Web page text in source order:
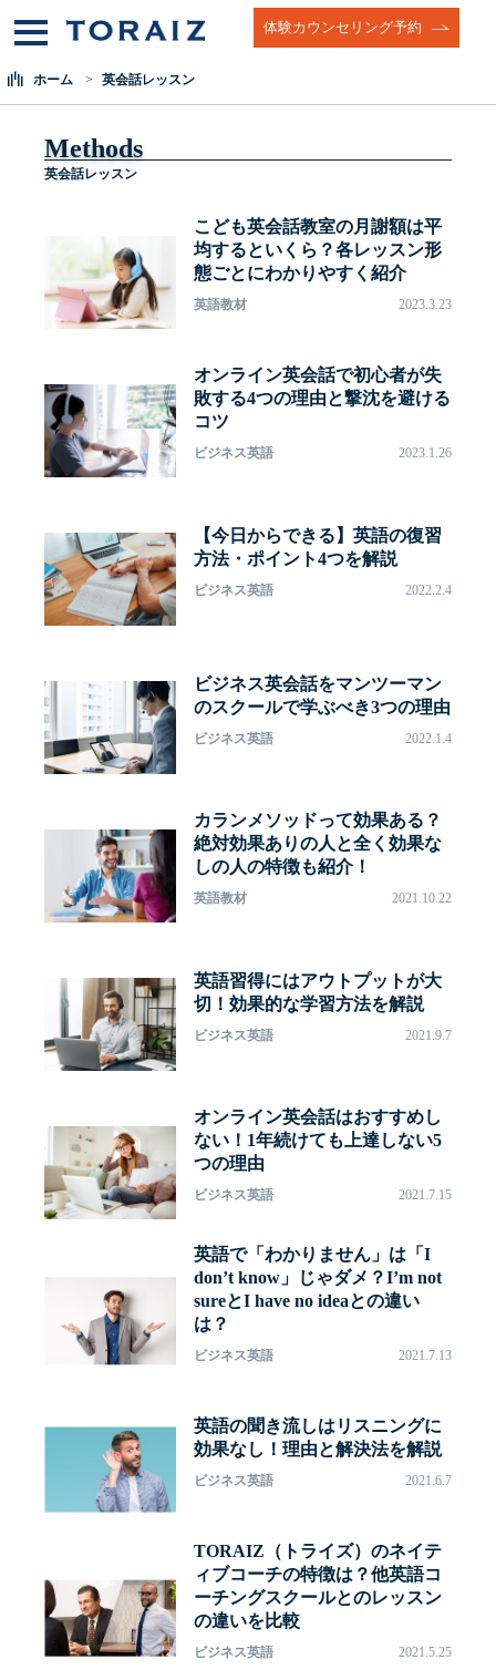
体験カウンセリング予約
ホーム 英会話レッスン
Methods
英会話レッスン
こども英会話教室の月謝額は平
均するといくら？各レッスン形
態ごとにわかりやすく紹介
英語教材 2023.3.23
オンライン英会話で初心者が失
敗する4つの理由と撃沈を避ける
コツ
ビジネス英語 2023.1.26
【今日からできる】英語の復習
方法・ポイント4つを解説
ビジネス英語 2022.2.4
ビジネス英会話をマンツーマン
のスクールで学ぶべき3つの理由
ビジネス英語 2022.1.4
カランメソッドって効果ある？
絶対効果ありの人と全く効果な
しの人の特徴も紹介！
英語教材 2021.10.22
英語習得にはアウトプットが大
切！効果的な学習方法を解説
ビジネス英語 2021.9.7
オンライン英会話はおすすめし
ない！1年続けても上達しない5
つの理由
ビジネス英語 2021.7.15
英語で「わかりません」は「I
don’t know」じゃダメ？I’m not
sureとI have no ideaとの違い
は？
ビジネス英語 2021.7.13
英語の聞き流しはリスニングに
効果なし！理由と解決法を解説
ビジネス英語 2021.6.7
TORAIZ（トライズ）のネイテ
ィブコーチの特徴は？他英語コ
ーチングスクールとのレッスン
の違いを比較
ビジネス英語 2021.5.25